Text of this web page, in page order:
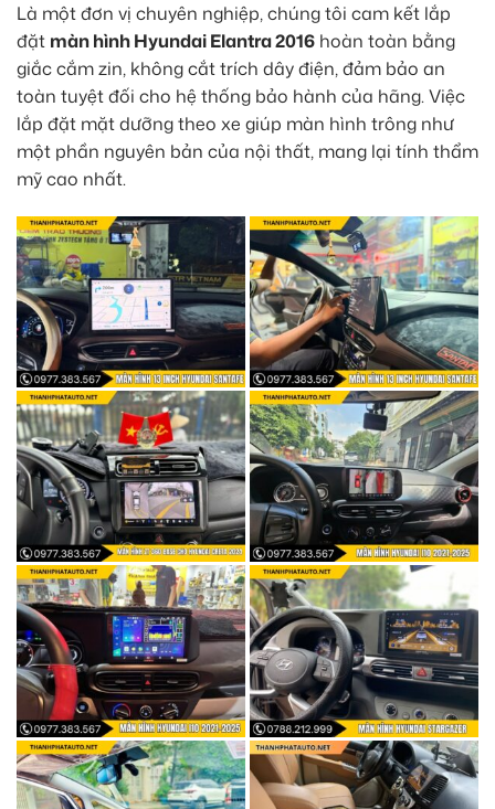
Là một đơn vị chuyên nghiệp, chúng tôi cam kết lắp
đặt màn hình Hyundai Elantra 2016 hoàn toàn bằng
giắc cắm zin, không cắt trích dây điện, đảm bảo an
toàn tuyệt đối cho hệ thống bảo hành của hãng. Việc
lắp đặt mặt dưỡng theo xe giúp màn hình trông như
một phần nguyên bản của nội thất, mang lại tính thẩm
mỹ cao nhất.